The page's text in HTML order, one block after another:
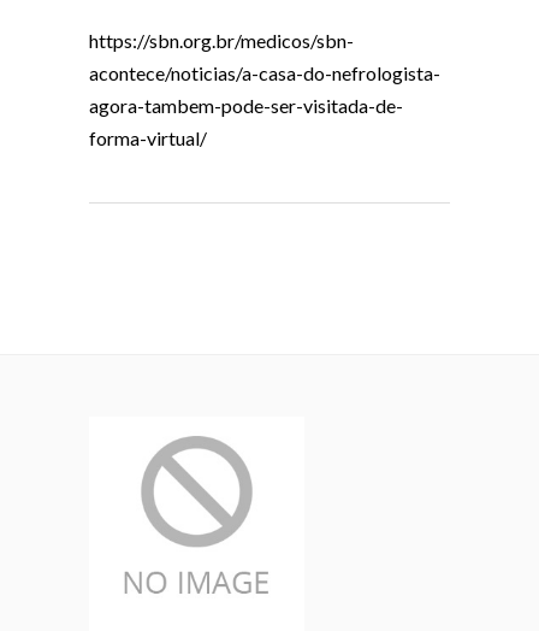
https://sbn.org.br/medicos/sbn-
acontece/noticias/a-casa-do-nefrologista-
agora-tambem-pode-ser-visitada-de-
forma-virtual/